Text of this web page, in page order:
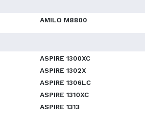
AMILO M8800
ASPIRE 1300XC
ASPIRE 1302X
ASPIRE 1306LC
ASPIRE 1310XC
ASPIRE 1313